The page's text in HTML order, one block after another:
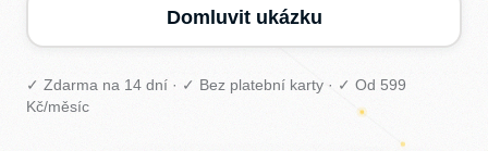
Domluvit ukázku
✓ Zdarma na 14 dní · ✓ Bez platební karty · ✓ Od 599
Kč/měsíc